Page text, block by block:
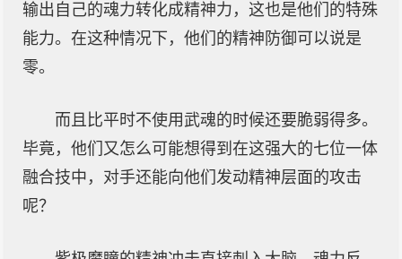
输出自己的魂力转化成精神力，这也是他们的特殊
能力。在这种情况下，他们的精神防御可以说是
零。
而且比平时不使用武魂的时候还要脆弱得多。
毕竟，他们又怎么可能想得到在这强大的七位一体
融合技中，对手还能向他们发动精神层面的攻击
呢？